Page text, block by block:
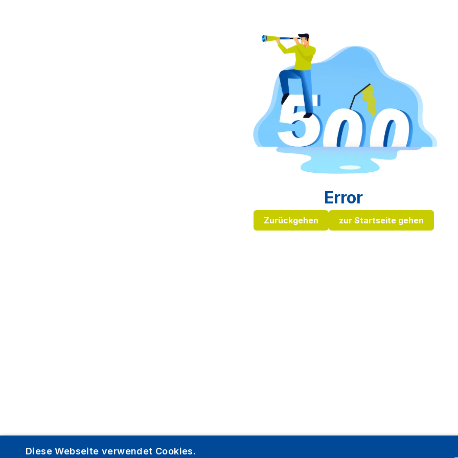
Zurückgehen zur Startseite gehen
Diese Webseite verwendet Cookies.